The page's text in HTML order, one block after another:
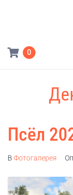
0
Псёл
В Фотогалерея